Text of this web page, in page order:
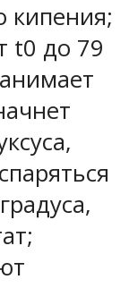
кипения;
t0 до 79